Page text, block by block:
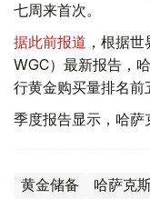
七周来首次。
据此前报道 ，根据
WGC）最新报告，
行黄金购买量排名前
季度报告显示，哈萨
黄金储备 哈萨克